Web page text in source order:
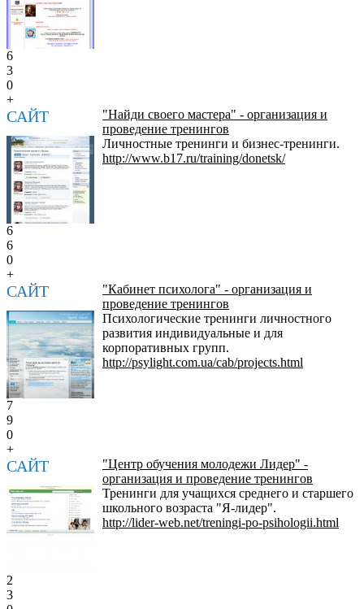
6
3
0
+
САЙТ
"Найди своего мастера" - организация и
проведение тренингов
Личностные тренинги и бизнес-тренинги.
http://www.b17.ru/training/donetsk/
6
6
0
+
САЙТ
"Кабинет психолога" - организация и
проведение тренингов
Психологические тренинги личностного
развития индивидуальные и для
корпоративных групп.
http://psylight.com.ua/cab/projects.html
7
9
0
+
САЙТ
"Центр обучения молодежи Лидер" -
организация и проведение тренингов
Тренинги для учащихся среднего и старшего
школьного возраста "Я-лидер".
http://lider-web.net/treningi-po-psihologii.html
2
3